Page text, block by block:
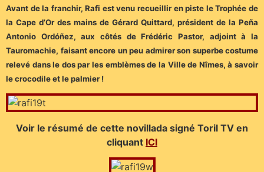
Avant de la franchir, Rafi est venu recueillir en piste le Trophée de
la Cape d’Or des mains de Gérard Quittard, président de la Peña
Antonio Ordóñez, aux côtés de Frédéric Pastor, adjoint à la
Tauromachie, faisant encore un peu admirer son superbe costume
relevé dans le dos par les emblèmes de la Ville de Nîmes, à savoir
le crocodile et le palmier !
Voir le résumé de cette novillada signé Toril TV en
cliquant ICI